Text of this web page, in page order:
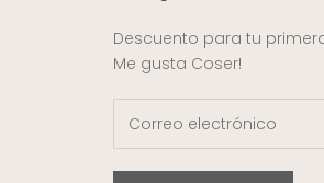
Descuento para tu
Me gusta Coser!